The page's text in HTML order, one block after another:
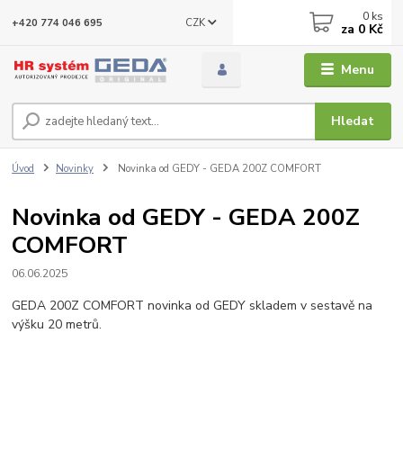
Menu
CZK
Hledat
+420 774 046 695 0 ks
za 0 Kč
Úvod Novinky Novinka od GEDY - GEDA 200Z COMFORT
Novinka od GEDY - GEDA 200Z
COMFORT
06.06.2025
GEDA 200Z COMFORT novinka od GEDY skladem v sestavě na
výšku 20 metrů.